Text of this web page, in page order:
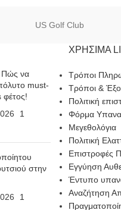
US Golf Club
Πώς να
must-
φέτος!
1
στην
1
ΧΡΗΣΙΜΑ
Τρόποι
Τρόποι &
Πολιτική
Φόρμα
Μεγεθολόγια
Πολιτική
Επιστροφές
Εγγύηση
Έντυπο
Αναζήτηση